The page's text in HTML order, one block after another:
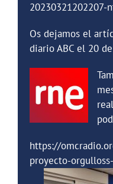
20230321202207-
Os dejamos el
diario ABC el 20
https://
proyecto-